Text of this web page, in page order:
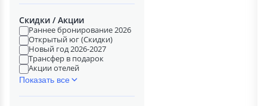
Скидки / Акции
Раннее бронирование 2026
Открытый юг (Скидки)
Новый год 2026-2027
Трансфер в подарок
Акции отелей
Показать все